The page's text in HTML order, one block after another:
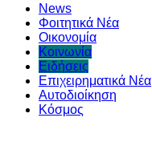
News
Φοιτητικά Νέα
Οικονομία
Κοινωνία
Ειδήσεις
Επιχειρηματικά Νέα
Αυτοδιοίκηση
Κόσμος